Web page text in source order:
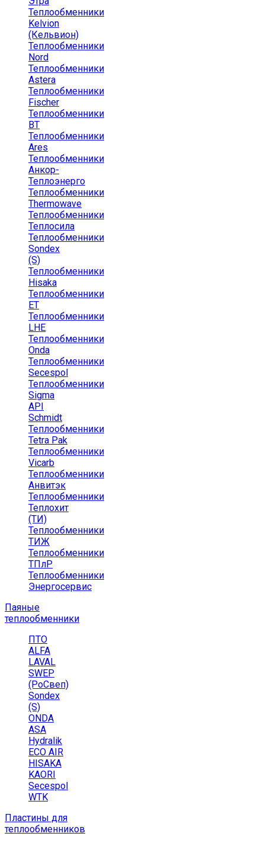
Теплообменники
Kelvion
(Кельвион)
Теплообменники
Nord
Теплообменники
Astera
Теплообменники
Fischer
Теплообменники
ВТ
Теплообменники
Ares
Теплообменники
Анкор-
Теплоэнерго
Теплообменники
Thermowave
Теплообменники
Теплосила
Теплообменники
Sondex
(S)
Теплообменники
Hisaka
Теплообменники
ЕТ
Теплообменники
LHE
Теплообменники
Onda
Теплообменники
Secespol
Теплообменники
Sigma
API
Schmidt
Теплообменники
Tetra Pak
Теплообменники
Vicarb
Теплообменники
Анвитэк
Теплообменники
Теплохит
(ТИ)
Теплообменники
ТИЖ
Теплообменники
ТПлР
Теплообменники
Энергосервис
Паяные
теплообменники
ПТО
ALFA
LAVAL
SWEP
(РоСвеп)
Sondex
(S)
ONDA
ASA
Hydralik
ECO AIR
HISAKA
KAORI
Secespol
WTK
Пластины для
теплообменников